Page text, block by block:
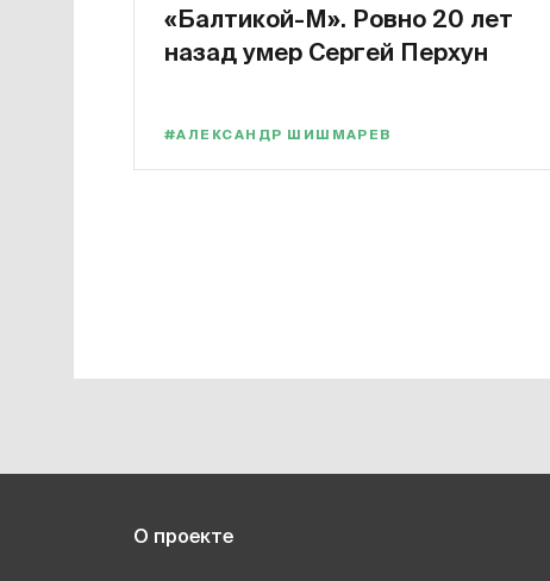
«Балтикой-М». Ровно 20 лет
назад умер Сергей Перхун
#АЛЕКСАНДР ШИШМАРЕВ
О проекте